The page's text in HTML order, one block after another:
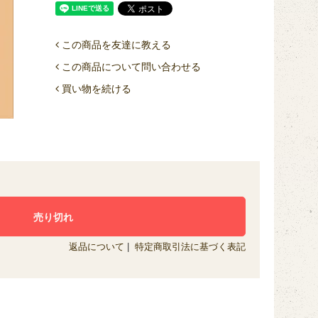
この商品を友達に教える
この商品について問い合わせる
買い物を続ける
返品について 特定商取引法に基づく表記